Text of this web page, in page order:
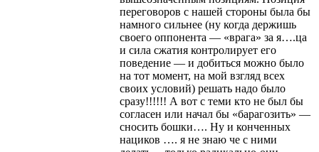
переговоров с нашей стороны была бы
намного сильнее (ну когда держишь
своего оппонента — «врага» за я….ца
и сила сжатия контролирует его
поведение — и добиться можно было
на тот момент, на мой взгляд всех
своих условий) решать надо было
сразу!!!!!! А вот с теми кто не был бы
согласен или начал бы «барагозить» —
сносить бошки…. Ну и конченных
нациков …. я не знаю че с ними